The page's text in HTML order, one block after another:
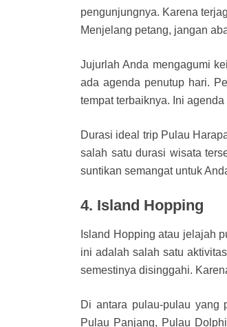
pengunjungnya. Karena
Menjelang petang, jangan
Jujurlah Anda mengagumi
ada agenda penutup hari.
tempat terbaiknya. Ini
Durasi ideal trip Pulau
salah satu durasi wisata
suntikan semangat untuk
4. Island Hopping
Island Hopping atau jelajah
ini adalah salah satu
semestinya disinggahi.
Di antara pulau-pulau yang
Pulau Panjang, Pulau